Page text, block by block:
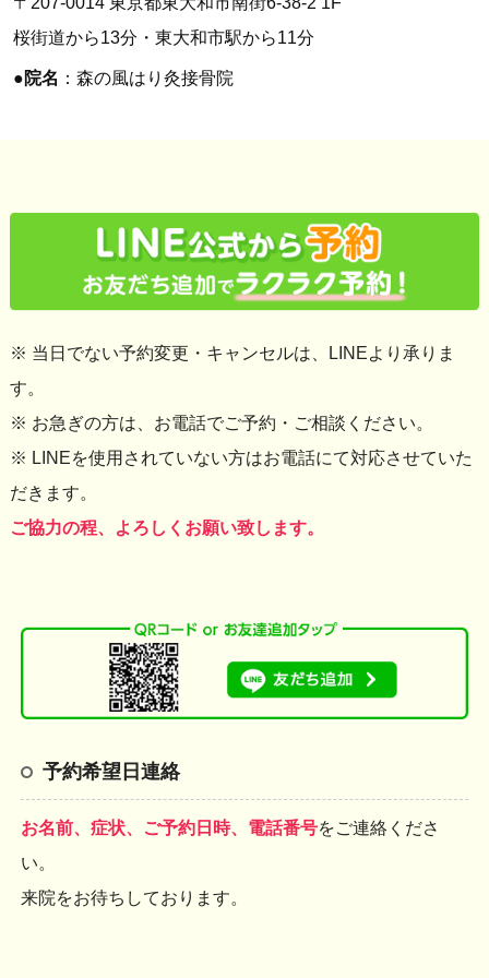
桜街道から13分・東大和市駅から11分
●院名 ：森の風はり灸接骨院
※ 当日でない予約変更・キャンセルは、LINEより承りま
す。
※ お急ぎの方は、お電話でご予約・ご相談ください。
※ LINEを使用されていない方はお電話にて対応させていた
だきます。
ご協力の程、よろしくお願い致します。
予約希望日連絡
お名前、症状、ご予約日時、電話番号をご連絡くださ
い。
来院をお待ちしております。